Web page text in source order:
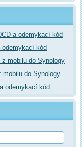
a odemykací kód
odemykací kód
mobilu do Synology
mobilu do Synology
odemykací kód